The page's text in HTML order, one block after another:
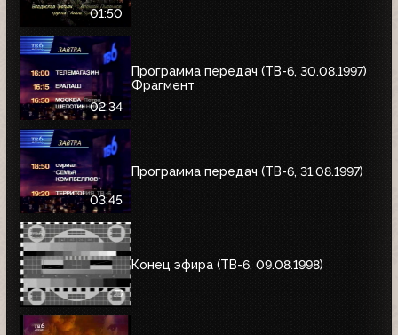
01:50
02:34
Программа передач (ТВ-6, 30.08.1997)
Фрагмент
03:45
Программа передач (ТВ-6, 31.08.1997)
Конец эфира (ТВ-6, 09.08.1998)